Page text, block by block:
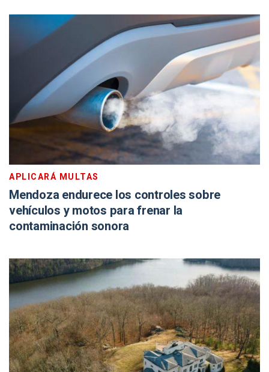
APLICARÁ MULTAS
Mendoza endurece los controles sobre
vehículos y motos para frenar la
contaminación sonora